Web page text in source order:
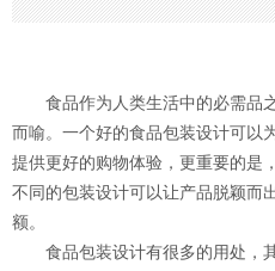
食品作为人类生活中的必需品
而喻。一个好的食品包装设计可以
提供更好的购物体验，更重要的是
不同的包装设计可以让产品脱颖而
额。
食品包装设计有很多的用处，其